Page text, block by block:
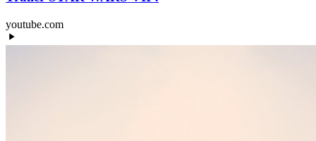
youtube.com